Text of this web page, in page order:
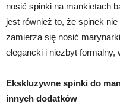
nosić spinki na mankietach
jest również to, że spinek
zamierza się nosić
elegancki i niezbyt formalny,
Ekskluzywne spinki do
innych dodatków